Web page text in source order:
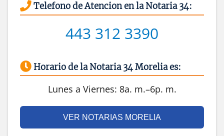
Telefono de Atencion en la Notaria 34:
443 312 3390
Horario de la Notaria 34 Morelia es:
Lunes a Viernes: 8a. m.–6p. m.
VER NOTARIAS MORELIA